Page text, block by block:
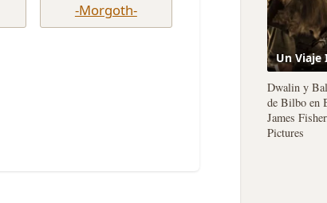
-Morgoth-
Un Viaje
Dwalin y
de Bilbo en
James
Pictures